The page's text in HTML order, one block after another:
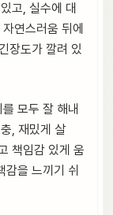
고, 실수에 대
연스러움 뒤에
장도가 깔려 있
모두 잘 해내
, 재밌게 살
책임감 있게 움
감을 느끼기 쉬